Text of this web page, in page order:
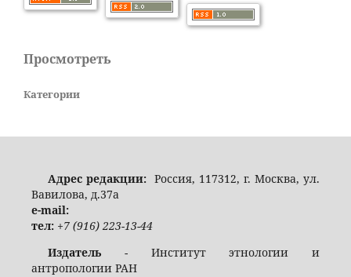
Просмотреть
Категории
Адрес редакции: Россия, 117312, г. Москва, ул.
Вавилова, д.37а
e-mail:
тел: +7 (916) 223-13-44
Издатель- Институт этнологии и
антропологии РАН